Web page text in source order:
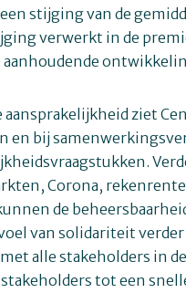
stijging van de
verwerkt in de
aanhoudende
aansprakelijkheid ziet
en bij
Corona,
de
van solidariteit
alle stakeholders in
tot een